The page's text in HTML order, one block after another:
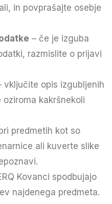
in povprašajte osebje
– če je izguba
razmislite o prijavi
vključite opis izgubljenih
kakršnekoli
predmetih kot so
ali kuverte slike
Kovanci spodbujajo
najdenega predmeta.